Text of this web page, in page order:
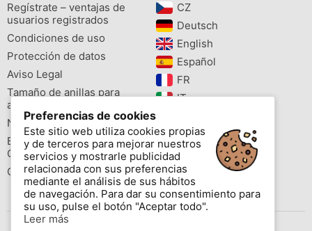
Regístrate – ventajas de
usuarios registrados
Condiciones de uso
Protección de datos
Aviso Legal
Tamaño de anillas para
aves
Newsletter
Buscador de especies
Cites
Colores de las anillas
CZ‎
Deutsch‎
English‎
Español‎
FR‎
IT‎
PL‎
PT‎
Preferencias de cookies
Este sitio web utiliza cookies propias
y de terceros para mejorar nuestros
servicios y mostrarle publicidad
relacionada con sus preferencias
mediante el análisis de sus hábitos
de navegación. Para dar su consentimiento para
su uso, pulse el botón "Aceptar todo".
Leer más